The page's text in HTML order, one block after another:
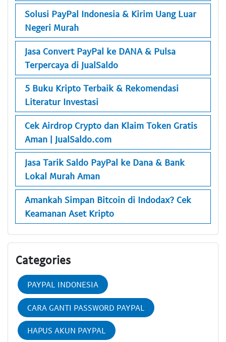
Solusi PayPal Indonesia & Kirim Uang Luar
Negeri Murah
Jasa Convert PayPal ke DANA & Pulsa
Terpercaya di JualSaldo
5 Buku Kripto Terbaik & Rekomendasi
Literatur Investasi
Cek Airdrop Crypto dan Klaim Token Gratis
Aman | JualSaldo.com
Jasa Tarik Saldo PayPal ke Dana & Bank
Lokal Murah Aman
Amankah Simpan Bitcoin di Indodax? Cek
Keamanan Aset Kripto
Categories
PAYPAL INDONESIA
CARA GANTI PASSWORD PAYPAL
HAPUS AKUN PAYPAL